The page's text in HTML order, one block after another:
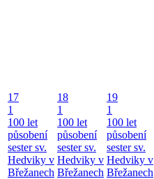
17
1
100 let
působení
sester sv.
Hedviky v
Břežanech
18
1
100 let
působení
sester sv.
Hedviky v
Břežanech
19
1
100 let
působení
sester sv.
Hedviky v
Břežanech